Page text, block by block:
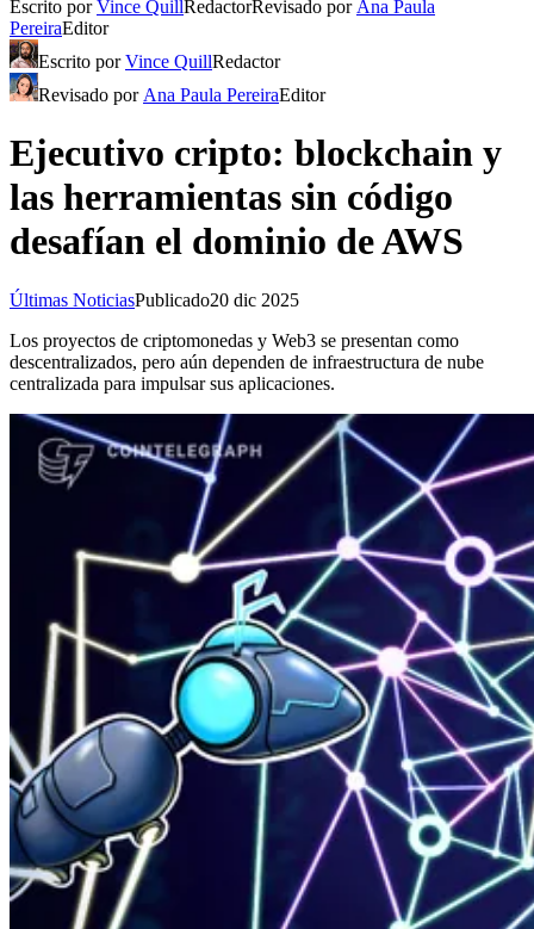
Escrito porVince QuillRedactorRevisado por Ana Paula
PereiraEditor
Escrito porVince QuillRedactor
Revisado por Ana Paula PereiraEditor
Ejecutivo cripto: blockchain y
las herramientas sin código
desafían el dominio de AWS
Últimas NoticiasPublicado20 dic 2025
Los proyectos de criptomonedas y Web3 se presentan como
descentralizados, pero aún dependen de infraestructura de nube
centralizada para impulsar sus aplicaciones.